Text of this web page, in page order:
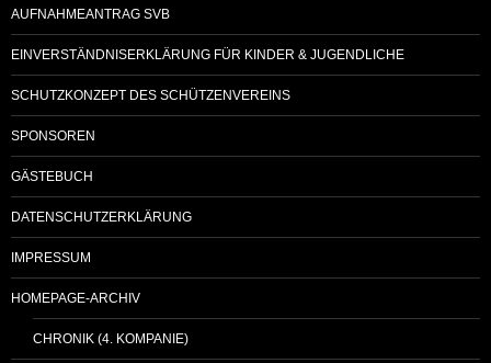
AUFNAHMEANTRAG SVB
EINVERSTÄNDNISERKLÄRUNG FÜR KINDER & JUGENDLICHE
SCHUTZKONZEPT DES SCHÜTZENVEREINS
SPONSOREN
GÄSTEBUCH
DATENSCHUTZERKLÄRUNG
IMPRESSUM
HOMEPAGE-ARCHIV
CHRONIK (4. KOMPANIE)